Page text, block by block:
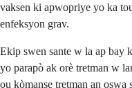
vaksen ki apwopriye yo ka
enfeksyon grav.
Ekip swen sante w la ap bay
yo parapò ak orè tretman w
ou kòmanse tretman an